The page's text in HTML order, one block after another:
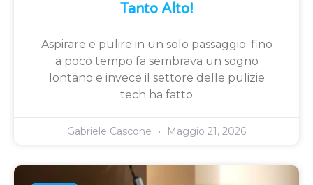
Tanto Alto!
Aspirare e pulire in un solo passaggio: fino
a poco tempo fa sembrava un sogno
lontano e invece il settore delle pulizie
tech ha fatto
Gabriele Cascone Maggio 21, 2026